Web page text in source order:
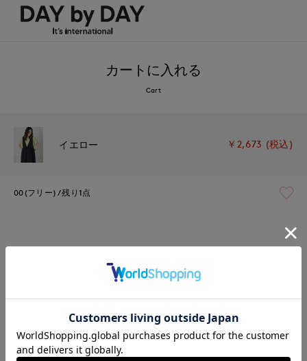
カートに入れる
Cart
イエロー ￥2,673 (税込)
00(フリー) 残り1点